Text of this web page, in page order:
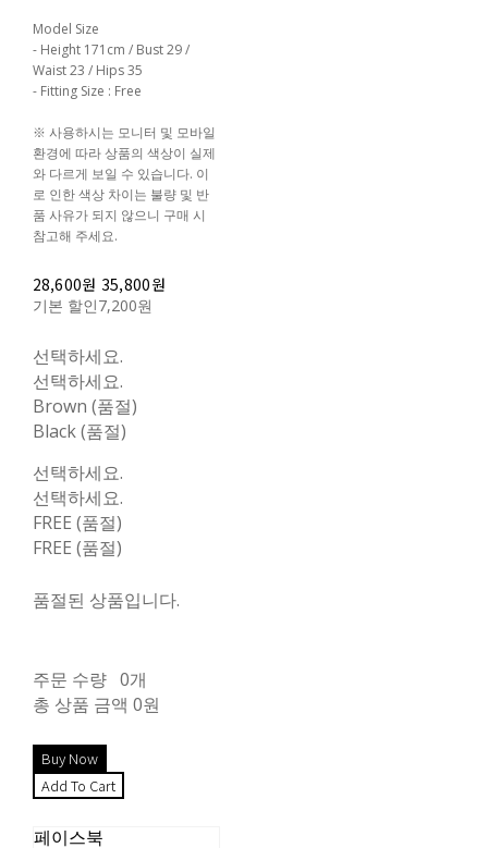
Model Size
- Height 171cm / Bust 29 /
Waist 23 / Hips 35
- Fitting Size : Free
※ 사용하시는 모니터 및 모바일
환경에 따라 상품의 색상이 실제
와 다르게 보일 수 있습니다. 이
로 인한 색상 차이는 불량 및 반
품 사유가 되지 않으니 구매 시
참고해 주세요.
28,600원 35,800원
기본 할인7,200원
선택하세요.
선택하세요.
Brown (품절)
Black (품절)
선택하세요.
선택하세요.
FREE (품절)
FREE (품절)
품절된 상품입니다.
주문 수량 0개
총 상품 금액 0원
페이스북